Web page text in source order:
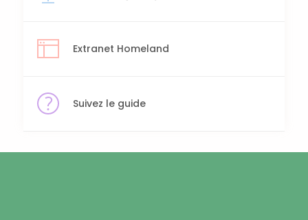
Extranet Homeland
Suivez le guide